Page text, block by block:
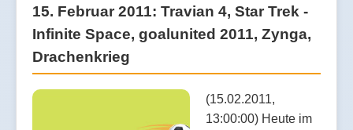
15. Februar 2011: Travian 4, Star Trek -
Infinite Space, goalunited 2011, Zynga,
Drachenkrieg
(15.02.2011,
13:00:00) Heute im